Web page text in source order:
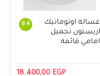
8.4
غسالة اوتوماتيك
اريستون تحميل
امامي قائمة
18.400,00 EGP